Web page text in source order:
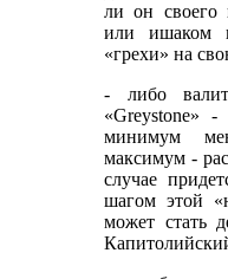
ли он своего
или ишаком
«грехи» на
- либо
«Greystone»
минимум
максимум -
случае
шагом этой
может стать